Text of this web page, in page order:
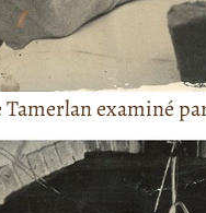
Tamerlan examiné